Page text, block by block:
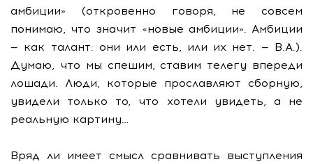
амбиции» (откровенно говоря, не совсем
понимаю, что значит «новые амбиции». Амбиции
— как талант: они или есть, или их нет. — В.А.).
Думаю, что мы спешим, ставим телегу впереди
лошади. Люди, которые прославляют сборную,
увидели только то, что хотели увидеть, а не
реальную картину…
Вряд ли имеет смысл сравнивать выступления